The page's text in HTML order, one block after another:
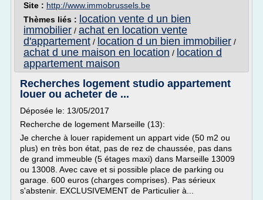
Site : http://www.immobrussels.be
Thèmes liés : location vente d un bien
immobilier / achat en location vente
d'appartement / location d un bien immobilier /
achat d une maison en location / location d
appartement maison
Recherches logement studio appartement
louer ou acheter de ...
Déposée le: 13/05/2017
Recherche de logement Marseille (13):
Je cherche à louer rapidement un appart vide (50 m2 ou
plus) en très bon état, pas de rez de chaussée, pas dans
de grand immeuble (5 étages maxi) dans Marseille 13009
ou 13008. Avec cave et si possible place de parking ou
garage. 600 euros (charges comprises). Pas sérieux
s'abstenir. EXCLUSIVEMENT de Particulier à...